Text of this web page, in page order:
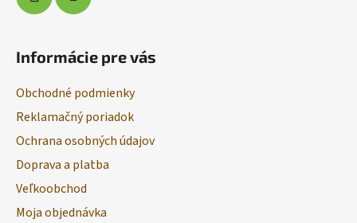
Informácie pre vás
Obchodné podmienky
Reklamačný poriadok
Ochrana osobných údajov
Doprava a platba
Veľkoobchod
Moja objednávka